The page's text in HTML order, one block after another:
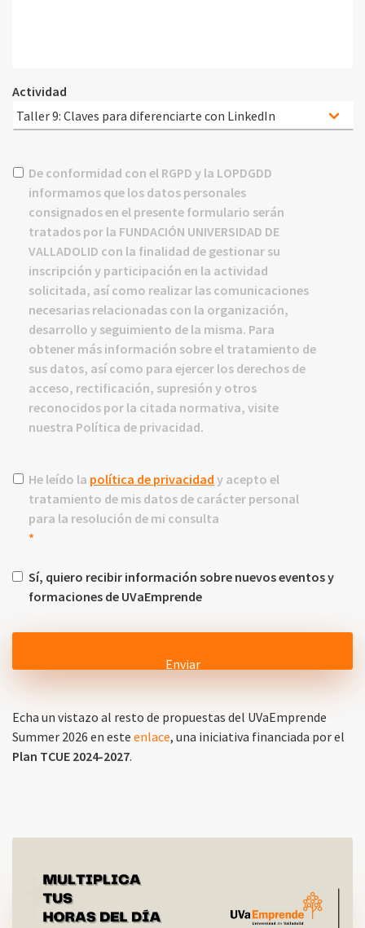
Actividad
Información
sobre
protección
datos:*
De conformidad con el RGPD y la LOPDGDD
informamos que los datos personales
consignados en el presente formulario serán
tratados por la FUNDACIÓN UNIVERSIDAD DE
VALLADOLID con la finalidad de gestionar su
inscripción y participación en la actividad
solicitada, así como realizar las comunicaciones
necesarias relacionadas con la organización,
desarrollo y seguimiento de la misma. Para
obtener más información sobre el tratamiento de
sus datos, así como para ejercer los derechos de
acceso, rectificación, supresión y otros
reconocidos por la citada normativa, visite
nuestra Política de privacidad.
Política
privacidad
He leído la política de privacidad y acepto el
tratamiento de mis datos de carácter personal
para la resolución de mi consulta
*
Eventos
Sí, quiero recibir información sobre nuevos eventos y
formaciones de UVaEmprende
Echa un vistazo al resto de propuestas del UVaEmprende
Summer 2026 en este enlace, una iniciativa financiada por el
Plan TCUE 2024-2027.